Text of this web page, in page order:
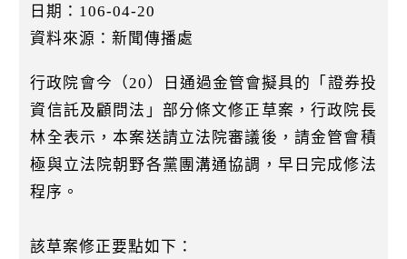
日期：106-04-20
資料來源：新聞傳播處
行政院會今（20）日通過金管會擬具的「證券投
資信託及顧問法」部分條文修正草案，行政院長
林全表示，本案送請立法院審議後，請金管會積
極與立法院朝野各黨團溝通協調，早日完成修法
程序。
該草案修正要點如下：